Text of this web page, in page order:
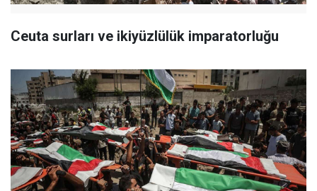
Ceuta surları ve ikiyüzlülük imparatorluğu